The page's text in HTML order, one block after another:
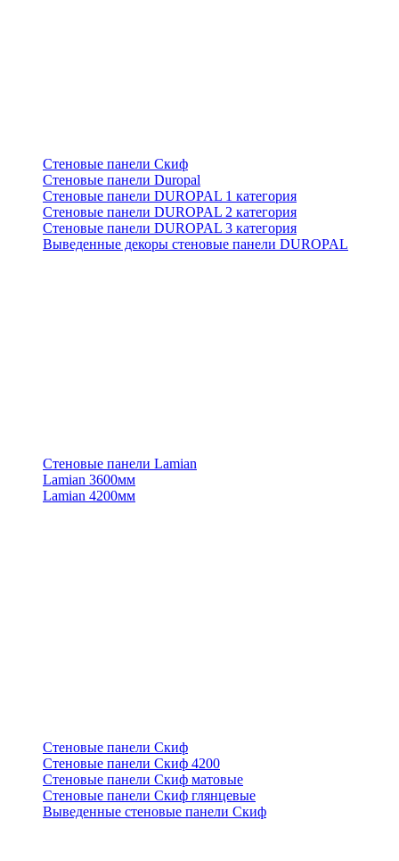
Стеновые панели Скиф
Стеновые панели Duropal
Стеновые панели DUROPAL 1 категория
Стеновые панели DUROPAL 2 категория
Стеновые панели DUROPAL 3 категория
Выведенные декоры стеновые панели DUROPAL
Стеновые панели Lamian
Lamian 3600мм
Lamian 4200мм
Стеновые панели Скиф
Стеновые панели Скиф 4200
Стеновые панели Скиф матовые
Стеновые панели Скиф глянцевые
Выведенные стеновые панели Скиф